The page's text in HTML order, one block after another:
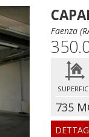
Faenza
735